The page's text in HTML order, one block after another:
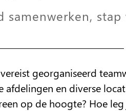
samenwerken,
georganiseerd
en diverse
op de hoogte? Hoe